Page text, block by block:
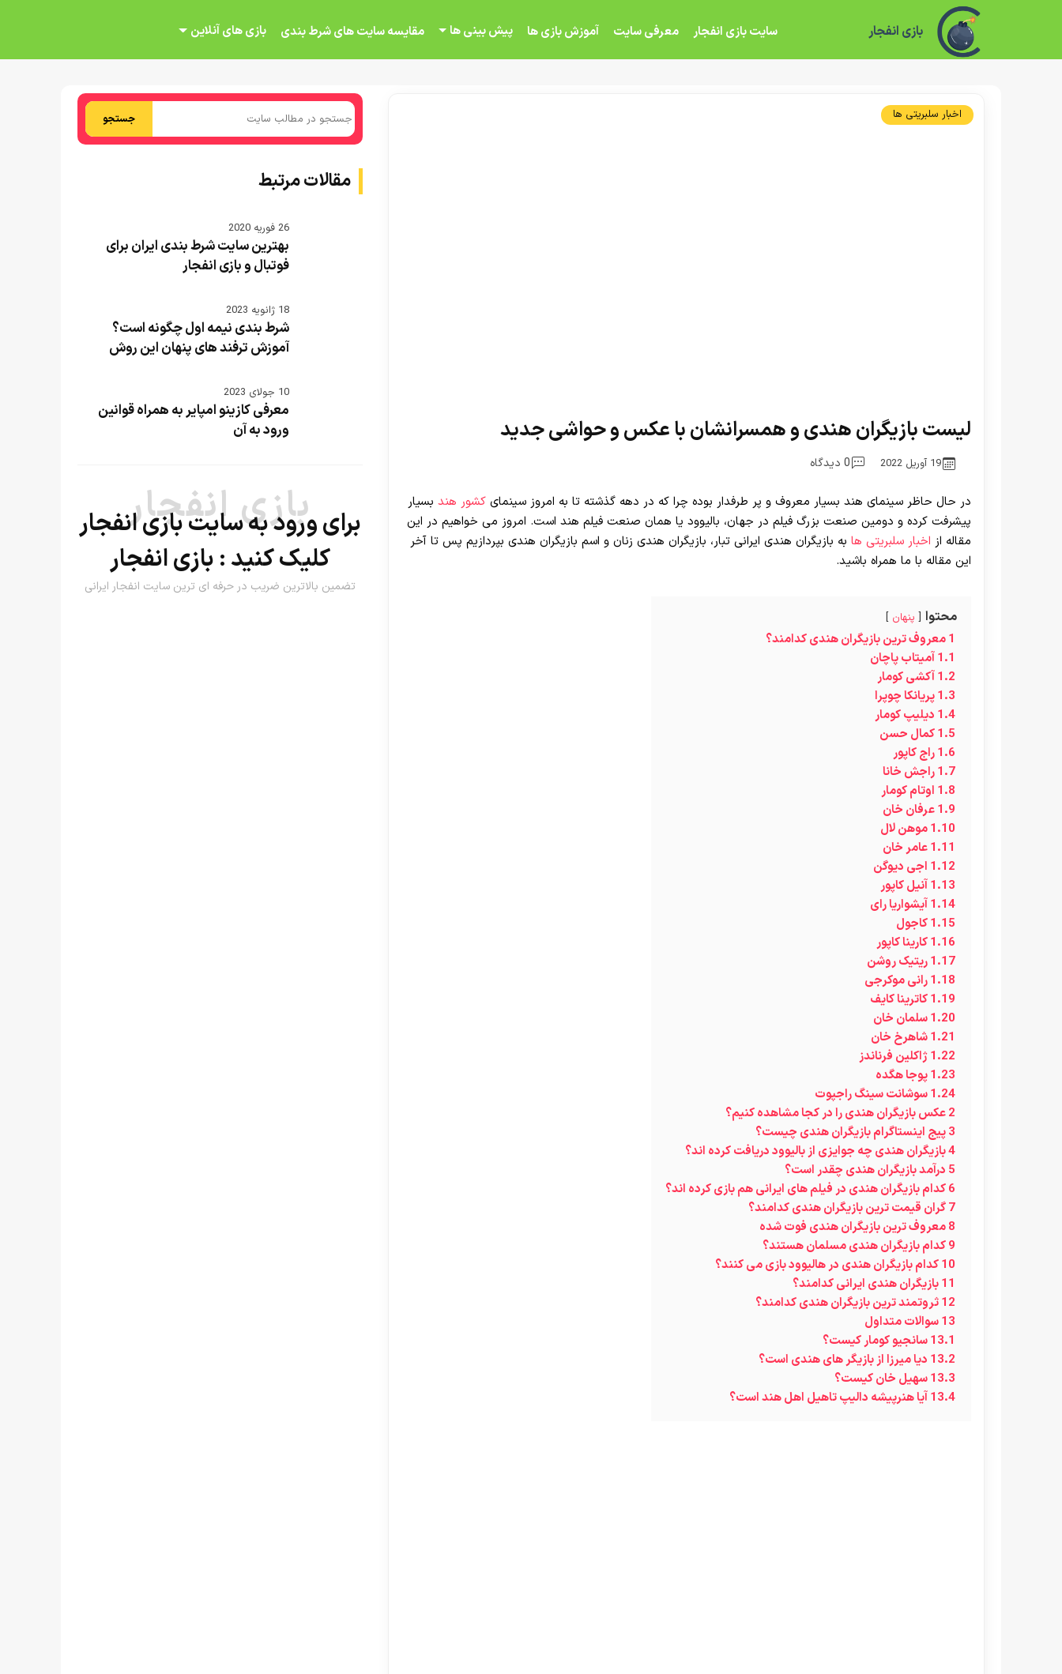
بازی انفجار سایت بازی انفجار معرفی سایت آموزش بازی ها پیش بینی ها مقایسه سایت های شرط بندی بازی های آنلاین
اخبار سلبریتی ها
لیست بازیگران هندی و همسرانشان با عکس و حواشی جدید
19 آوریل 2022 0 دیدگاه
در حال حاظر سینمای هند بسیار معروف و پر طرفدار بوده چرا که در دهه گذشته تا به امروز سینمایکشور هند بسیار
پیشرفت کرده و دومین صنعت بزرگ فیلم در جهان، بالیوود یا همان صنعت فیلم هند است. امروز می خواهیم در این
مقاله از اخبار سلبریتی ها به بازیگران هندی ایرانی تبار، بازیگران هندی زنان و اسم بازیگران هندی بپردازیم پس تا آخر
این مقاله با ما همراه باشید.
محتوا پنهان
1معروف ترین بازیگران هندی کدامند؟
1.1آمیتاب پاچان
1.2آکشی کومار
1.3پریانکا چوپرا
1.4 دیلیپ کومار
1.5کمال حسن
1.6راج کاپور
1.7راجش خانا
1.8 اوتام کومار
1.9عرفان خان
1.10موهن لال
1.11عامر خان
1.12 اجی دیوگن
1.13آنیل کاپور
1.14آیشواریا رای
1.15کاجول
1.16کارینا کاپور
1.17ریتیک روشن
1.18رانی موکرجی
1.19کاترینا کایف
1.20سلمان خان
1.21شاهرخ خان
1.22ژاکلین فرناندز
1.23پوجا هگده
1.24سوشانت سینگ راجپوت
2عکس بازیگران هندی را در کجا مشاهده کنیم؟
3پیج اینستاگرام بازیگران هندی چیست؟
4بازیگران هندی چه جوایزی از بالیوود دریافت کرده اند؟
5 درآمد بازیگران هندی چقدر است؟
6کدام بازیگران هندی در فیلم های ایرانی هم بازی کرده اند؟
7گران قیمت ترین بازیگران هندی کدامند؟
8معروف ترین بازیگران هندی فوت شده
9کدام بازیگران هندی مسلمان هستند؟
10کدام بازیگران هندی در هالیوود بازی می کنند؟
11بازیگران هندی ایرانی کدامند؟
12ثروتمند ترین بازیگران هندی کدامند؟
13سوالات متداول
13.1سانجیو کومار کیست؟
13.2 دیا میرزا از بازیگر های هندی است؟
13.3سهیل خان کیست؟
13.4آیا هنرپیشه دالیپ تاهیل اهل هند است؟
جستجو
مقالات مرتبط
26 فوریه 2020
بهترین سایت شرط بندی ایران برای
فوتبال و بازی انفجار
18 ژانویه 2023
شرط بندی نیمه اول چگونه است؟
آموزش ترفند های پنهان این روش
10 جولای 2023
معرفی کازینو امپایر به همراه قوانین
ورود به آن
بازی انفجار
برای ورود به سایت بازی انفجار
کلیک کنید : بازی انفجار
تضمین بالاترین ضریب در حرفه ای ترین سایت انفجار ایرانی